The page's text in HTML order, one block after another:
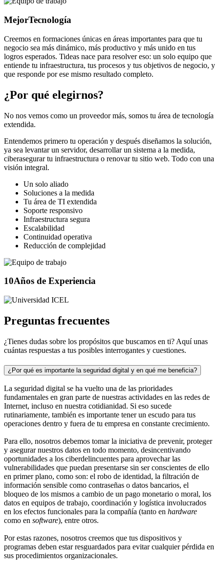
MejorTecnología
Creemos en formaciones únicas en áreas importantes para que tu
negocio sea más dinámico, más productivo y más unido en tus
logros esperados. Tideas nace para resolver eso: un solo equipo que
entiende tu infraestructura, tus procesos y tus objetivos de negocio, y
que responde por ese mismo resultado completo.
¿Por qué elegirnos?
No nos vemos como un proveedor más, somos tu área de tecnología
extendida.
Entendemos primero tu operación y después diseñamos la solución,
ya sea levantar un servidor, desarrollar un sistema a la medida,
ciberasegurar tu infraestructura o renovar tu sitio web. Todo con una
visión integral.
Un solo aliado
Soluciones a la medida
Tu área de TI extendida
Soporte responsivo
Infraestructura segura
Escalabilidad
Continuidad operativa
Reducción de complejidad
10Años de Experiencia
Preguntas frecuentes
¿Tienes dudas sobre los propósitos que buscamos en ti? Aquí unas
cuántas respuestas a tus posibles interrogantes y cuestiones.
¿Por qué es importante la seguridad digital y en qué me beneficia?
La seguridad digital se ha vuelto una de las prioridades
fundamentales en gran parte de nuestras actividades en las redes de
Internet, incluso en nuestra cotidianidad. Si eso sucede
rutinariamente, también es importante tener un escudo para tus
operaciones dentro y fuera de tu empresa en constante crecimiento.
Para ello, nosotros debemos tomar la iniciativa de prevenir, proteger
y asegurar nuestros datos en todo momento, desincentivando
oportunidades a los ciberdelincuentes para aprovechar las
vulnerabilidades que puedan presentarse sin ser conscientes de ello
en primer plano, como son: el robo de identidad, la filtración de
información sensible como contraseñas o datos bancarios, el
bloqueo de los mismos a cambio de un pago monetario o moral, los
datos en equipos de trabajo, coordinación y logística involucrados
en los efectos funcionales para la compañía (tanto en hardware
como en software), entre otros.
Por estas razones, nosotros creemos que tus dispositivos y
programas deben estar resguardados para evitar cualquier pérdida en
sus procedimientos organizacionales.